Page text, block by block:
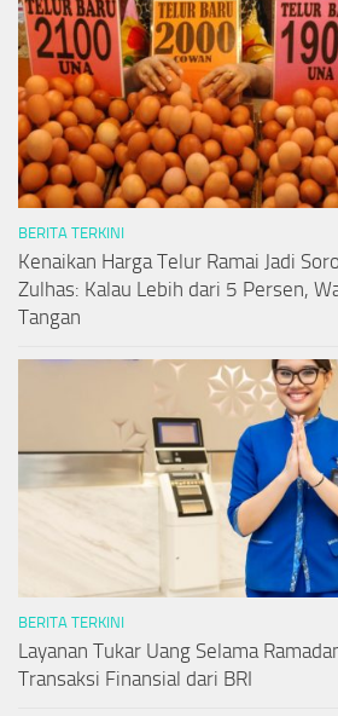
BERITA TERKINI
Kenaikan Harga Telur Ramai Jadi
Zulhas: Kalau Lebih dari 5 Persen,
Tangan
BERITA TERKINI
Layanan Tukar Uang Selama
Transaksi Finansial dari BRI